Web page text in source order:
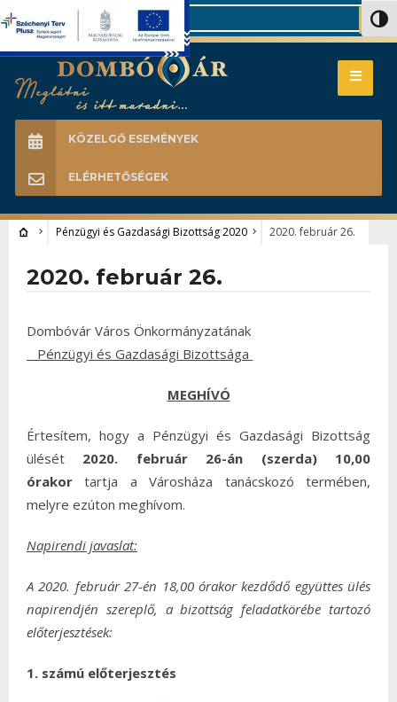
Search
KÖZELGŐ ESEMÉNYEK
ELÉRHETŐSÉGEK
Pénzügyi és Gazdasági Bizottság 2020 2020. február 26.
2020. február 26.
Dombóvár Város Önkormányzatának
Pénzügyi és Gazdasági Bizottsága
MEGHÍVÓ
Értesítem, hogy a Pénzügyi és Gazdasági Bizottság
ülését 2020. február 26-án (szerda) 10,00
órakortartja a Városháza tanácskozó termében,
melyre ezúton meghívom.
Napirendi javaslat:
A 2020. február 27-én 18,00 órakor kezdődő együttes ülés
napirendjén szereplő, a bizottság feladatkörébe tartozó
előterjesztések:
1. számú előterjesztés